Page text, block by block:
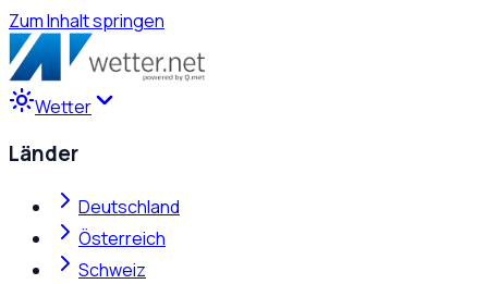
Zum Inhalt springen
Wetter
Länder
Deutschland
Österreich
Schweiz